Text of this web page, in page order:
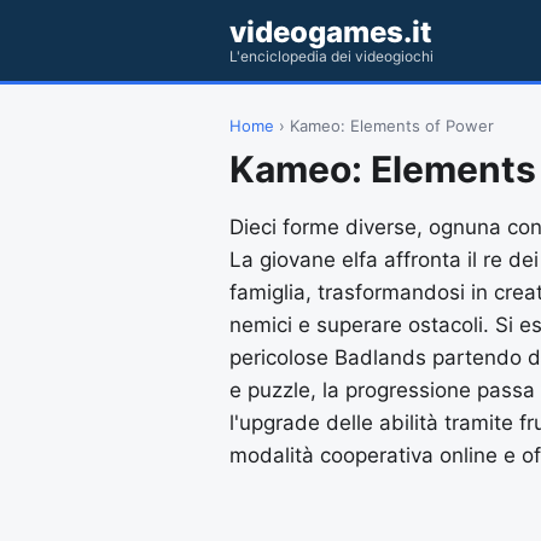
videogames.it
L'enciclopedia dei videogiochi
Home › Kameo: Elements of Power
Kameo:
Dieci forme diverse, ognuna
La giovane elfa affronta il re
famiglia, trasformandosi in
nemici e superare ostacoli. Si
pericolose Badlands partendo
e puzzle, la progressione
l'upgrade delle abilità tramite
modalità cooperativa online e